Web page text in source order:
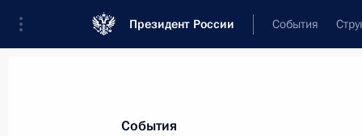
Президент России События
События